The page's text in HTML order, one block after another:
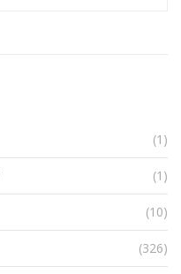
(1)
(1)
(10)
(326)